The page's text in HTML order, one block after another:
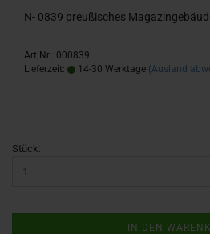
N- 0839 preu­ßi­sches
Art.Nr.: 000839
Lieferzeit:
14-30 Werktage (Ausland
Stück:
IN DEN